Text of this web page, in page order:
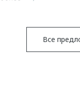
Все